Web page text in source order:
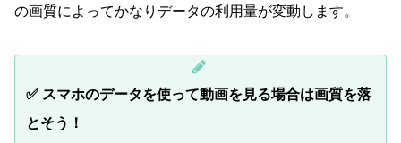
の画質によってかなりデータの利用量が変動します。
✅ スマホのデータを使って動画を見る場合は画質を落
とそう！